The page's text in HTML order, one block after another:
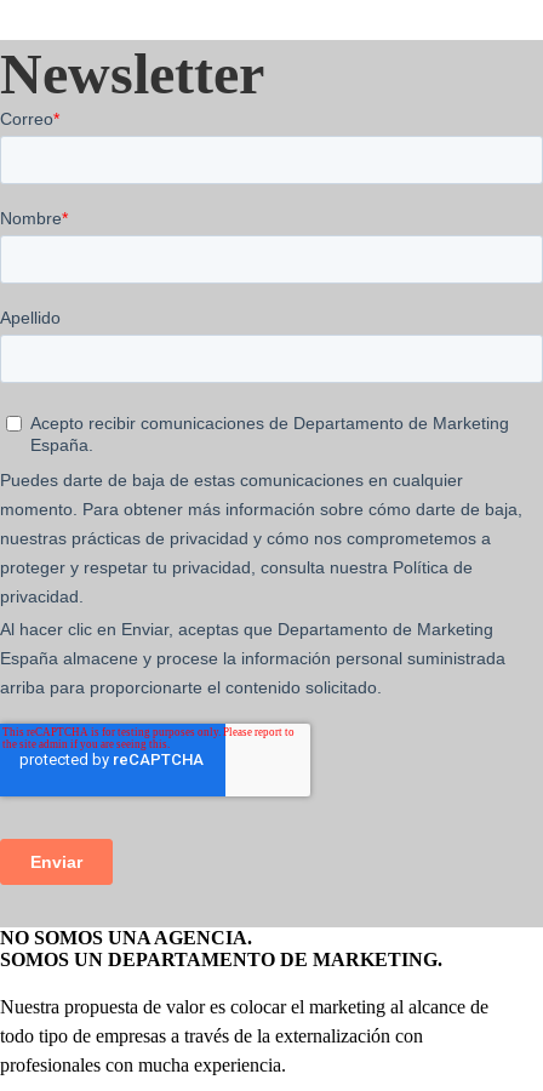
Newsletter
NO SOMOS UNA AGENCIA.
SOMOS UN DEPARTAMENTO DE MARKETING.
Nuestra propuesta de valor es colocar el marketing al alcance de
todo tipo de empresas a través de la externalización con
profesionales con mucha experiencia.